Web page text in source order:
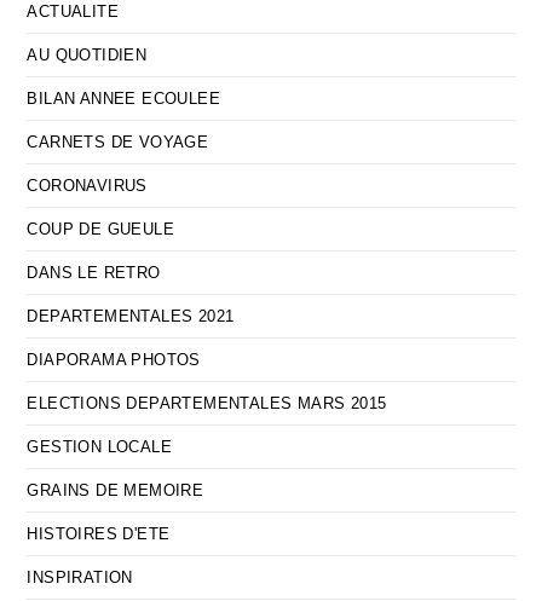
ACTUALITE
AU QUOTIDIEN
BILAN ANNEE ECOULEE
CARNETS DE VOYAGE
CORONAVIRUS
COUP DE GUEULE
DANS LE RETRO
DEPARTEMENTALES 2021
DIAPORAMA PHOTOS
ELECTIONS DEPARTEMENTALES MARS 2015
GESTION LOCALE
GRAINS DE MEMOIRE
HISTOIRES D'ETE
INSPIRATION